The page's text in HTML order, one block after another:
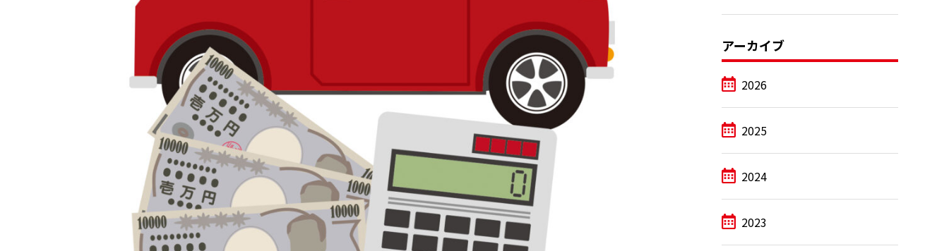
アーカイブ
2026
2025
2024
2023